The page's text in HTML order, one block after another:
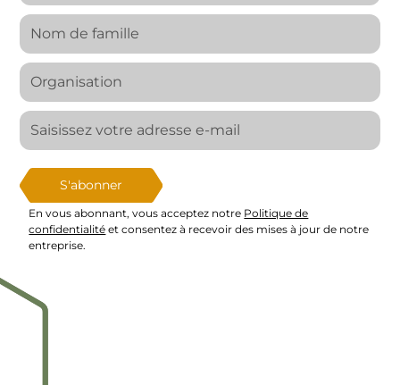
En vous abonnant, vous acceptez notre Politique de
confidentialité et consentez à recevoir des mises à jour de notre
entreprise.